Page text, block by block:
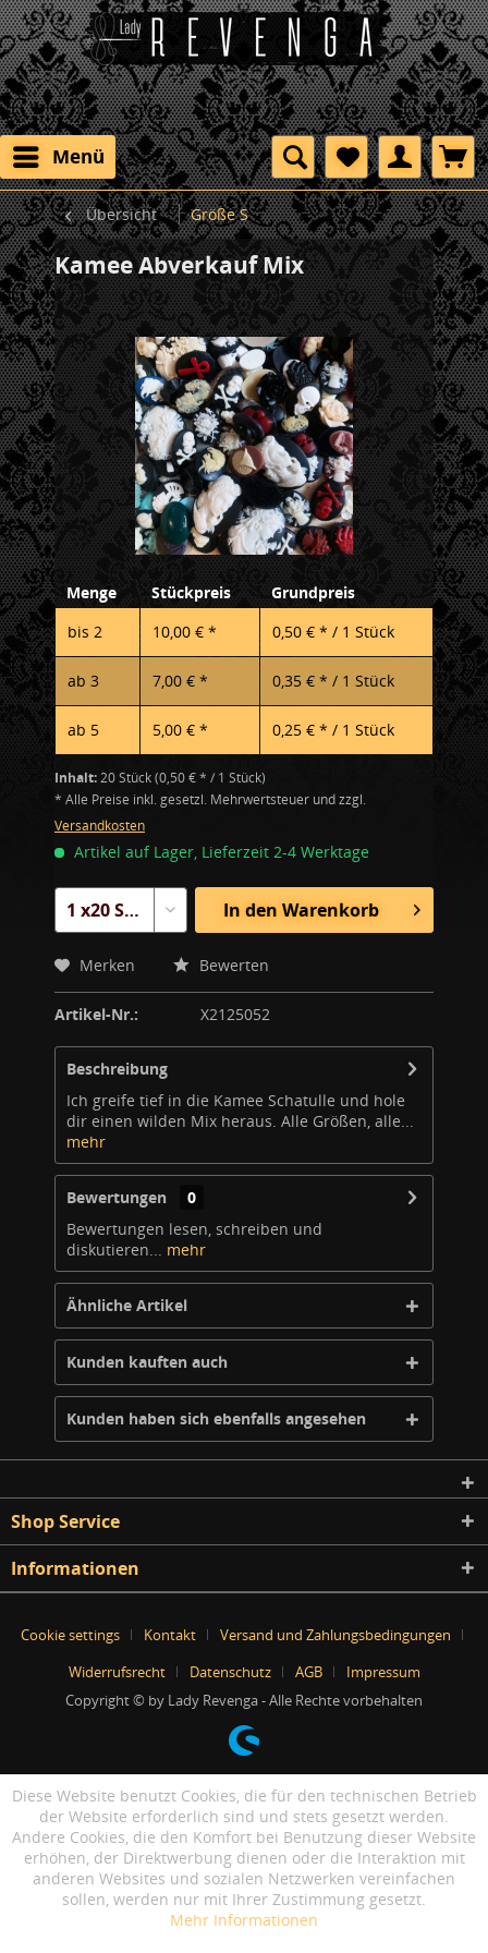
Menü
Übersicht Größe S
Kamee Abverkauf Mix
Menge Stückpreis
Grundpreis
bis 2 10,00 € * 0,50 € * / 1 Stück
ab 3 7,00 € * 0,35 € * / 1 Stück
ab 5 5,00 € * 0,25 € * / 1 Stück
Inhalt:20 Stück (0,50 € * / 1 Stück)
* Alle Preise inkl. gesetzl. Mehrwertsteuer und zzgl.
Versandkosten
Artikel auf Lager, Lieferzeit 2-4 Werktage
In den Warenkorb
Merken Bewerten
Artikel-Nr.: X2125052
Beschreibung
Ich greife tief in die Kamee Schatulle und hole
dir einen wilden Mix heraus. Alle Größen, alle...
mehr
Bewertungen
0
Bewertungen lesen, schreiben und
diskutieren... mehr
Ähnliche Artikel
Kunden kauften auch
Kunden haben sich ebenfalls angesehen
Shop Service
Informationen
Cookie settings Kontakt
Versand und Zahlungsbedingungen
Widerrufsrecht
Datenschutz AGB
Impressum
Copyright © by Lady Revenga - Alle Rechte vorbehalten
Diese Website benutzt Cookies, die für den technischen Betrieb
der Website erforderlich sind und stets gesetzt werden.
Andere Cookies, die den Komfort bei Benutzung dieser Website
erhöhen, der Direktwerbung dienen oder die Interaktion mit
anderen Websites und sozialen Netzwerken vereinfachen
sollen, werden nur mit Ihrer Zustimmung gesetzt.
Mehr Informationen